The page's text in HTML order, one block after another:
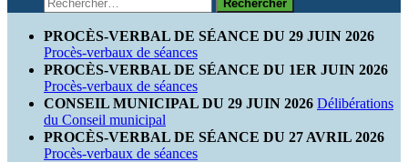
form
PROCÈS-VERBAL DE SÉANCE DU 29 JUIN 2026
Procès-verbaux de séances
PROCÈS-VERBAL DE SÉANCE DU 1ER JUIN 2026
Procès-verbaux de séances
CONSEIL MUNICIPAL DU 29 JUIN 2026 Délibérations
du Conseil municipal
PROCÈS-VERBAL DE SÉANCE DU 27 AVRIL 2026
Procès-verbaux de séances